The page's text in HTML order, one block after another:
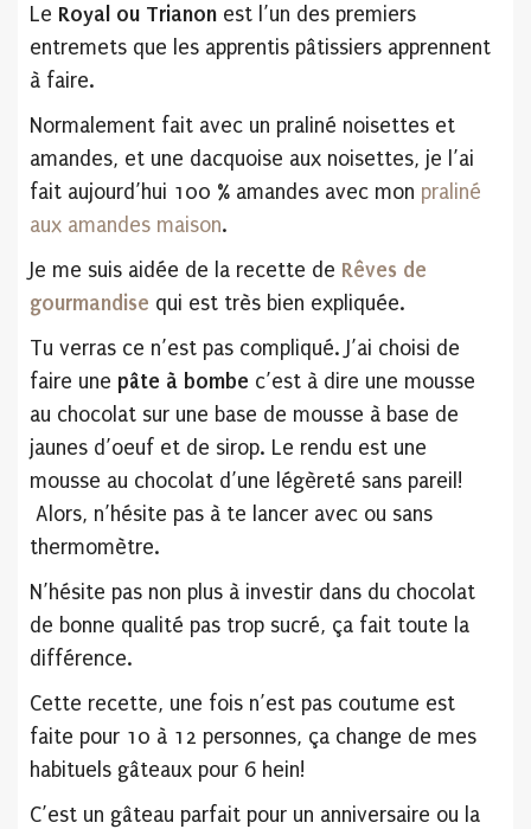
Le Royal ou Trianon est l’un des premiers
entremets que les apprentis pâtissiers apprennent
à faire.
Normalement fait avec un praliné noisettes et
amandes, et une dacquoise aux noisettes, je l’ai
fait aujourd’hui 100 % amandes avec mon praliné
aux amandes maison.
Je me suis aidée de la recette de Rêves de
gourmandise qui est très bien expliquée.
Tu verras ce n’est pas compliqué. J’ai choisi de
faire une pâte à bombe c’est à dire une mousse
au chocolat sur une base de mousse à base de
jaunes d’oeuf et de sirop. Le rendu est une
mousse au chocolat d’une légèreté sans pareil!
Alors, n’hésite pas à te lancer avec ou sans
thermomètre.
N’hésite pas non plus à investir dans du chocolat
de bonne qualité pas trop sucré, ça fait toute la
différence.
Cette recette, une fois n’est pas coutume est
faite pour 10 à 12 personnes, ça change de mes
habituels gâteaux pour 6 hein!
C’est un gâteau parfait pour un anniversaire ou la